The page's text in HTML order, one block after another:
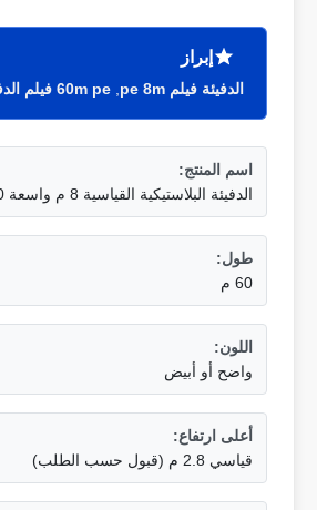
إبراز
الدفيئة فيلم pe 8m 60m pe فيلم الدفيئة
اسم المنتج:
الدفيئة البلاستيكية القياسية 8 م واسعة 60 م نفق طويل للزراعة
طول:
60 م
اللون:
واضح أو أبيض
أعلى ارتفاع:
قياسي 2.8 م (قبول حسب الطلب)